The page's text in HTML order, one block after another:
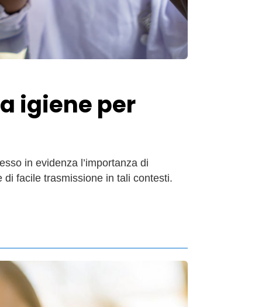
igiene per
in evidenza l’importanza di
facile trasmissione in tali contesti.